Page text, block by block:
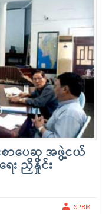
စာပေဆု အဖွဲ့ငယ်
း ညှိနှိုင်း
SPBM